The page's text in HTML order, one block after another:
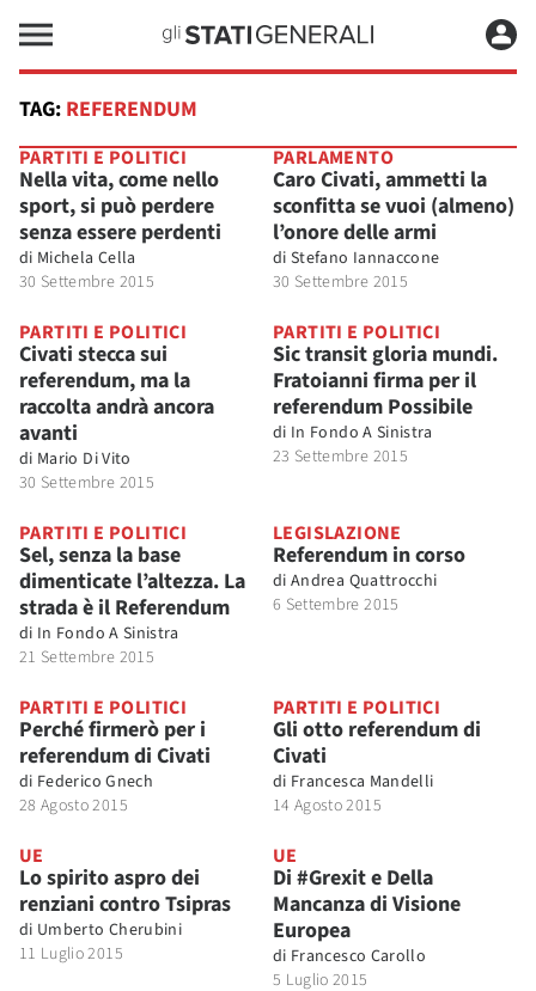
TAG: REFERENDUM
PARTITI E POLITICI
Nella vita, come nello
sport, si può perdere
senza essere perdenti
di Michela Cella
30 Settembre 2015
PARLAMENTO
Caro Civati, ammetti la
sconfitta se vuoi (almeno)
l’onore delle armi
di Stefano Iannaccone
30 Settembre 2015
PARTITI E POLITICI
Civati stecca sui
referendum, ma la
raccolta andrà ancora
avanti
di Mario Di Vito
30 Settembre 2015
PARTITI E POLITICI
Sic transit gloria mundi.
Fratoianni firma per il
referendum Possibile
di In Fondo A Sinistra
23 Settembre 2015
PARTITI E POLITICI
Sel, senza la base
dimenticate l’altezza. La
strada è il Referendum
di In Fondo A Sinistra
21 Settembre 2015
LEGISLAZIONE
Referendum in corso
di Andrea Quattrocchi
6 Settembre 2015
PARTITI E POLITICI
Perché firmerò per i
referendum di Civati
di Federico Gnech
28 Agosto 2015
PARTITI E POLITICI
Gli otto referendum di
Civati
di Francesca Mandelli
14 Agosto 2015
UE
Lo spirito aspro dei
renziani contro Tsipras
di Umberto Cherubini
11 Luglio 2015
UE
Di #Grexit e Della
Mancanza di Visione
Europea
di Francesco Carollo
5 Luglio 2015